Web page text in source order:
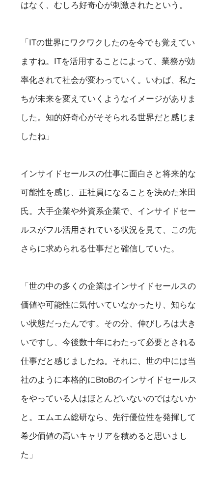
はなく、むしろ好奇心が刺激されたという。
「ITの世界にワクワクしたのを今でも覚えてい
ますね。ITを活用することによって、業務が効
率化されて社会が変わっていく。いわば、私た
ちが未来を変えていくようなイメージがありま
した。知的好奇心がそそられる世界だと感じま
したね」
インサイドセールスの仕事に面白さと将来的な
可能性を感じ、正社員になることを決めた米田
氏。大手企業や外資系企業で、インサイドセー
ルスがフル活用されている状況を見て、この先
さらに求められる仕事だと確信していた。
「世の中の多くの企業はインサイドセールスの
価値や可能性に気付いていなかったり、知らな
い状態だったんです。その分、伸びしろは大き
いですし、今後数十年にわたって必要とされる
仕事だと感じましたね。それに、世の中には当
社のように本格的にBtoBのインサイドセールス
をやっている人はほとんどいないのではないか
と。エムエム総研なら、先行優位性を発揮して
希少価値の高いキャリアを積めると思いまし
た」